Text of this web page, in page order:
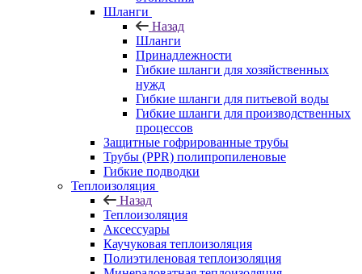
Шланги
Назад
Шланги
Принадлежности
Гибкие шланги для хозяйственных
нужд
Гибкие шланги для питьевой воды
Гибкие шланги для производственных
процессов
Защитные гофрированные трубы
Трубы (РРR) полипропиленовые
Гибкие подводки
Теплоизоляция
Назад
Теплоизоляция
Аксессуары
Каучуковая теплоизоляция
Полиэтиленовая теплоизоляция